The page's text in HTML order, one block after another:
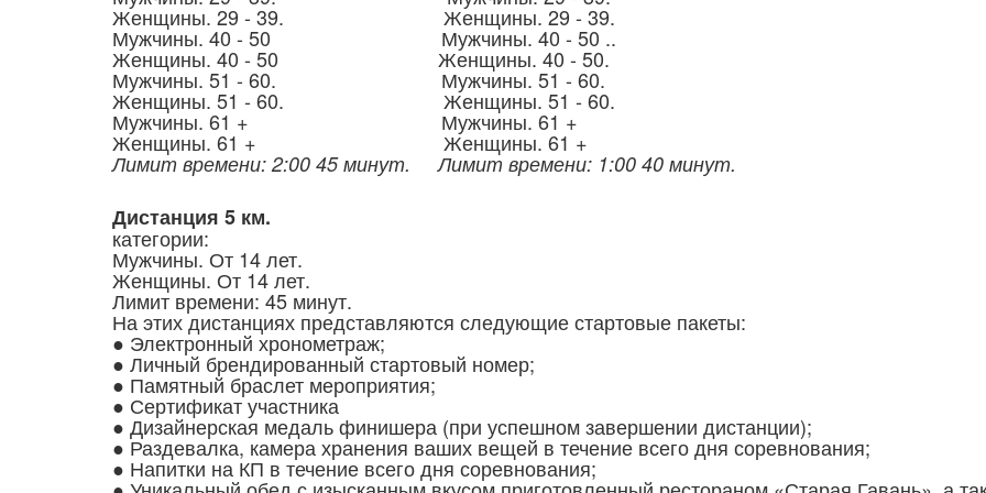
Женщины. 29 - 39. Женщины. 29 - 39.
Мужчины. 40 - 50 Мужчины. 40 - 50 ..
Женщины. 40 - 50 Женщины. 40 - 50.
Мужчины. 51 - 60. Мужчины. 51 - 60.
Женщины. 51 - 60. Женщины. 51 - 60.
Мужчины. 61 + Мужчины. 61 +
Женщины. 61 + Женщины. 61 +
Лимит времени: 2:00 45 минут. Лимит времени: 1:00 40 минут.
Дистанция 5 км.
категории:
Мужчины. От 14 лет.
Женщины. От 14 лет.
Лимит времени: 45 минут.
На этих дистанциях представляются следующие стартовые пакеты:
● Электронный хронометраж;
● Личный брендированный стартовый номер;
● Памятный браслет мероприятия;
● Сертификат участника
● Дизайнерская медаль финишера (при успешном завершении дистанции);
● Раздевалка, камера хранения ваших вещей в течение всего дня соревнования;
● Напитки на КП в течение всего дня соревнования;